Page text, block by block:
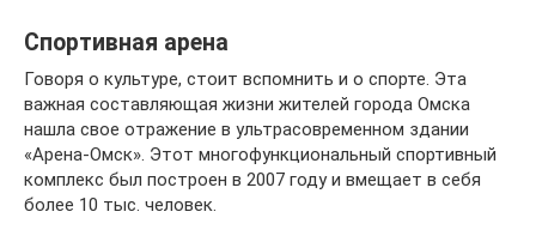
Спортивная арена
Говоря о культуре, стоит вспомнить и о спорте. Эта
важная составляющая жизни жителей города Омска
нашла свое отражение в ультрасовременном здании
«Арена-Омск». Этот многофункциональный спортивный
комплекс был построен в 2007 году и вмещает в себя
более 10 тыс. человек.